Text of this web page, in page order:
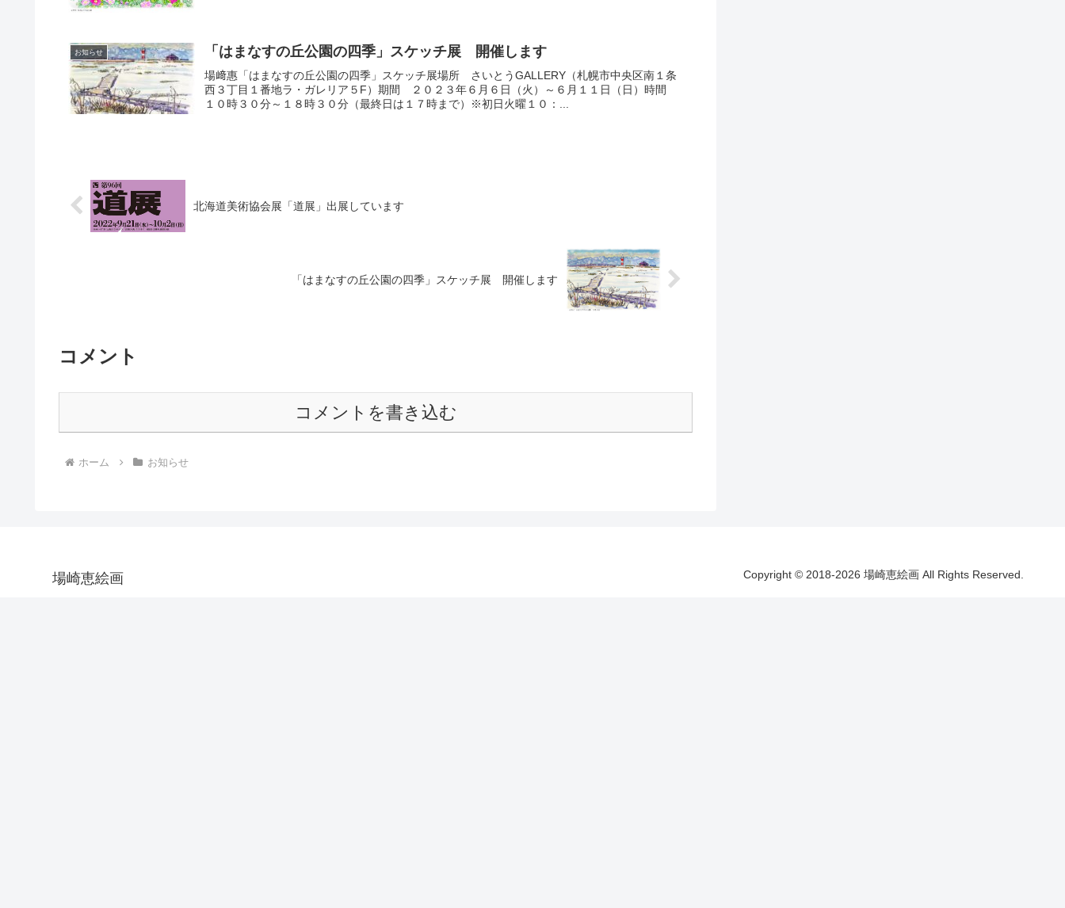
お知らせ 「はまなすの丘公園の四季」スケッチ展 開催します
場﨑惠「はまなすの丘公園の四季」スケッチ展場所 さいとうGALLERY（札幌市中央区南１条
西３丁目１番地ラ・ガレリア５F）期間 ２０２３年６月６日（火）～６月１１日（日）時間
１０時３０分～１８時３０分（最終日は１７時まで）※初日火曜１０：...
北海道美術協会展「道展」出展しています
「はまなすの丘公園の四季」スケッチ展 開催します
コメント
コメントを書き込む
ホーム お知らせ
場崎恵絵画 Copyright © 2018-2026 場崎恵絵画 All Rights Reserved.